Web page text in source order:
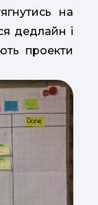
на
дедлайн і
проекти